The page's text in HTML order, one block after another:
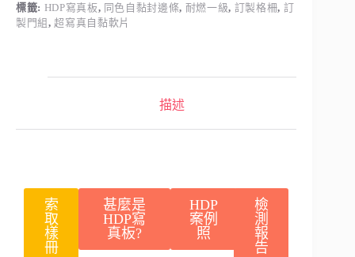
標籤: HDP寫真板, 同色自黏封邊條, 耐燃一級, 訂製格柵, 訂
製門組 ,超寫真自黏軟片
描述
索
取
樣
冊
甚麼是
HDP寫
真板?
HDP
案例
照
檢
測
報
告